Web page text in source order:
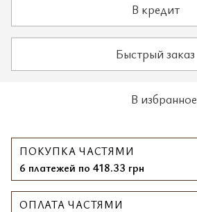
В кредит
Быстрый заказ
В избранное
ПОКУПКА ЧАСТЯМИ
6 платежей по 418.33 грн
ОПЛАТА ЧАСТЯМИ